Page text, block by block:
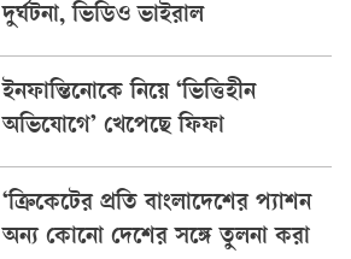
দুর্ঘটনা, ভিডিও ভাইরাল
ইনফান্তিনোকে নিয়ে ‘ভিত্তিহীন
অভিযোগে’ খেপেছে ফিফা
‘ক্রিকেটের প্রতি বাংলাদেশের প্যাশন
অন্য কোনো দেশের সঙ্গে তুলনা করা